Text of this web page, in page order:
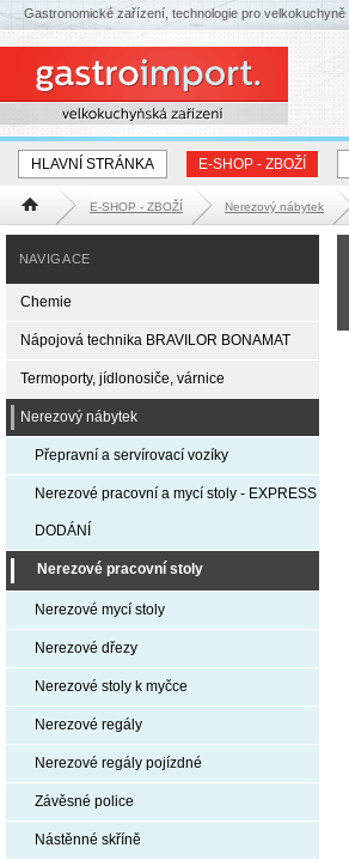
HLAVNÍ STRÁNKA E-SHOP - ZBOŽÍ
Hlavní stránka E-SHOP - ZBOŽÍ Nerezový nábytek
NAVIGACE
Chemie
Nápojová technika BRAVILOR BONAMAT
Termoporty, jídlonosiče, várnice
Nerezový nábytek
Přepravní a servírovací vozíky
Nerezové pracovní a mycí stoly - EXPRESS
DODÁNÍ
Nerezové pracovní stoly
Nerezové mycí stoly
Nerezové dřezy
Nerezové stoly k myčce
Nerezové regály
Nerezové regály pojízdné
Závěsné police
Nástěnné skříně
Gastronomické zařízení, technologie pro velkokuchyně